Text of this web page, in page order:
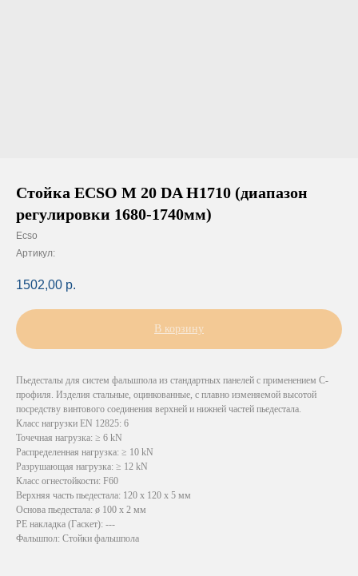
Стойка ECSO M 20 DA H1710 (диапазон
регулировки 1680-1740мм)
Ecso
Артикул:
1502,00 р.
В корзину
Пьедесталы для систем фальшпола из стандартных панелей с применением С-
профиля. Изделия стальные, оцинкованные, с плавно изменяемой высотой
посредству винтового соединения верхней и нижней частей пьедестала.
Класс нагрузки EN 12825: 6
Точечная нагрузка: ≥ 6 kN
Распределенная нагрузка: ≥ 10 kN
Разрушающая нагрузка: ≥ 12 kN
Класс огнестойкости: F60
Верхняя часть пьедестала: 120 х 120 x 5 мм
Основа пьедестала: ø 100 х 2 мм
PE накладка (Гаскет): ---
Фальшпол: Стойки фальшпола